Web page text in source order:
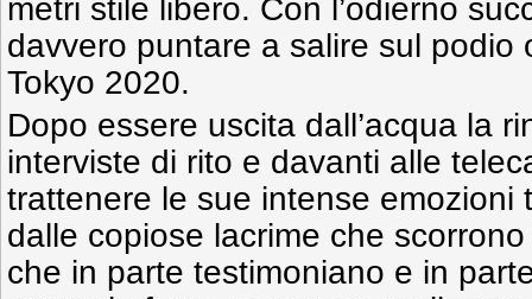
metri stile libero. Con l’odierno
davvero puntare a salire sul podio
Tokyo 2020.
Dopo essere uscita dall’acqua la
interviste di rito e davanti alle
trattenere le sue intense emozioni
dalle copiose lacrime che
che in parte testimoniano e in